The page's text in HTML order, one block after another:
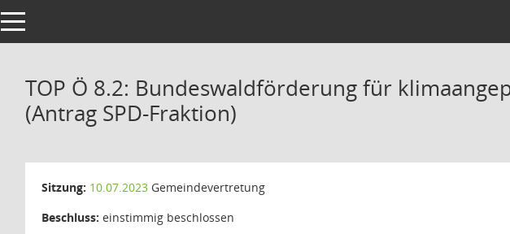
Toggle navigation
TOP Ö 8.2: Bundeswaldförderung für
(Antrag SPD-Fraktion)
Sitzung: 10.07.2023 Gemeindevertretung
Beschluss: einstimmig beschlossen